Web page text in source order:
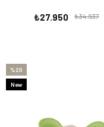
₺27.950 ₺34.937
%20
New